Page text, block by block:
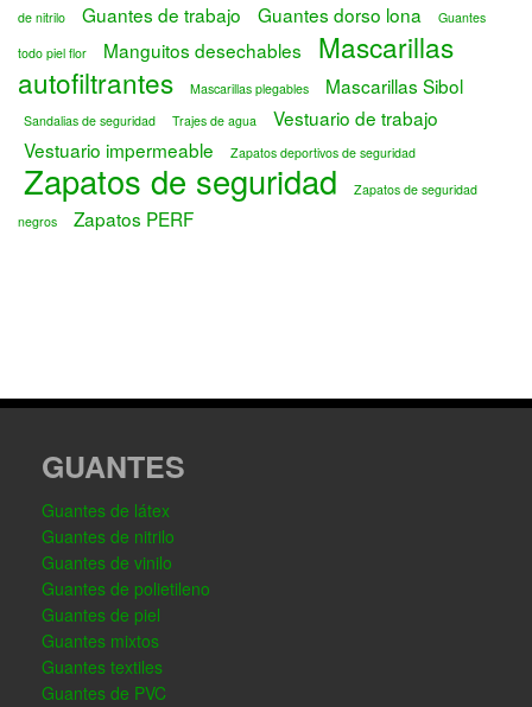
de nitrilo
Guantes de trabajo Guantes dorso lona
Guantes
todo piel flor
Manguitos desechables
Mascarillas
autofiltrantes
Mascarillas plegables Mascarillas Sibol
Sandalias de seguridad Trajes de agua
Vestuario de trabajo
Vestuario impermeable
Zapatos deportivos de seguridad
Zapatos de seguridad
Zapatos de seguridad
negros
Zapatos PERF
GUANTES
Guantes de látex
Guantes de nitrilo
Guantes de vinilo
Guantes de polietileno
Guantes de piel
Guantes mixtos
Guantes textiles
Guantes de PVC